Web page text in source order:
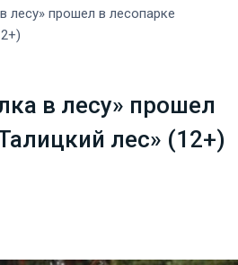
лесу» прошел в лесопарке
в лесу» прошел
лес» (12+)